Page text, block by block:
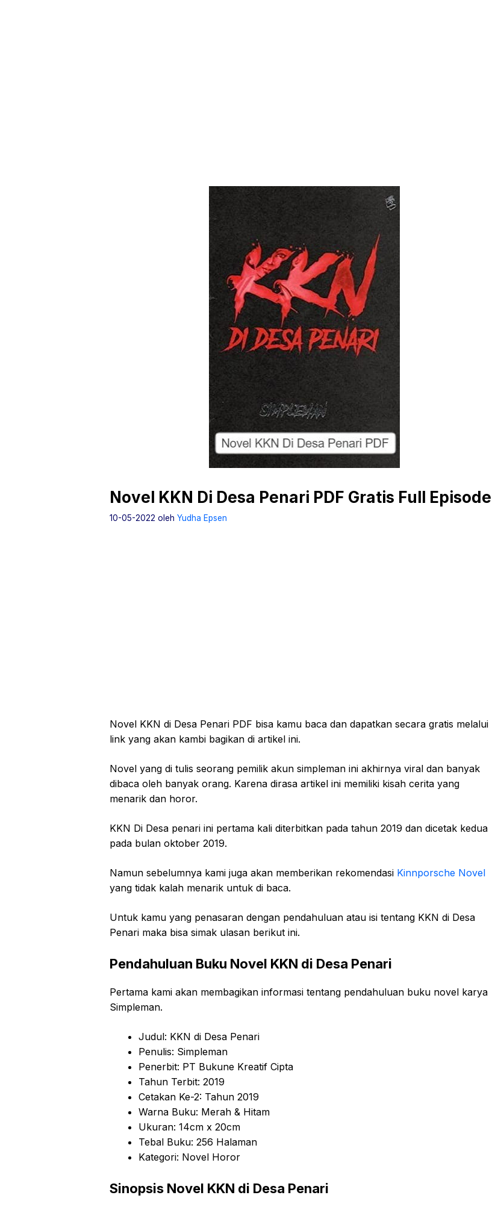
Novel KKN Di Desa Penari PDF Gratis Full Episode
10-05-2022 oleh Yudha Epsen
Novel KKN di Desa Penari PDF bisa kamu baca dan dapatkan secara gratis melalui
link yang akan kambi bagikan di artikel ini.
Novel yang di tulis seorang pemilik akun simpleman ini akhirnya viral dan banyak
dibaca oleh banyak orang. Karena dirasa artikel ini memiliki kisah cerita yang
menarik dan horor.
KKN Di Desa penari ini pertama kali diterbitkan pada tahun 2019 dan dicetak kedua
pada bulan oktober 2019.
Namun sebelumnya kami juga akan memberikan rekomendasi Kinnporsche Novel
yang tidak kalah menarik untuk di baca.
Untuk kamu yang penasaran dengan pendahuluan atau isi tentang KKN di Desa
Penari maka bisa simak ulasan berikut ini.
Pendahuluan Buku Novel KKN di Desa Penari
Pertama kami akan membagikan informasi tentang pendahuluan buku novel karya
Simpleman.
Judul: KKN di Desa Penari
Penulis: Simpleman
Penerbit: PT Bukune Kreatif Cipta
Tahun Terbit: 2019
Cetakan Ke-2: Tahun 2019
Warna Buku: Merah & Hitam
Ukuran: 14cm x 20cm
Tebal Buku: 256 Halaman
Kategori: Novel Horor
Sinopsis Novel KKN di Desa Penari